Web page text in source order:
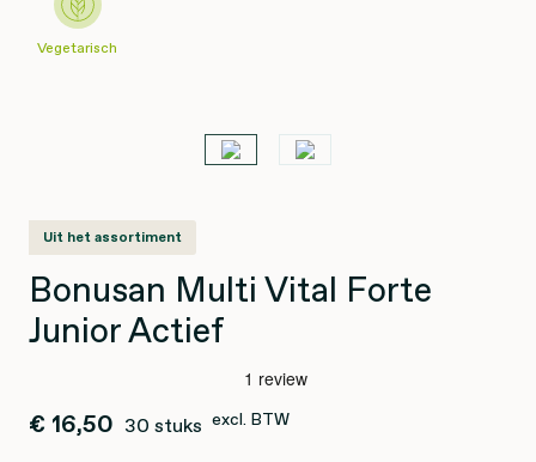
Vegetarisch
Uit het assortiment
Bonusan Multi Vital Forte
Junior Actief
€ 16,50 30 stuks excl. BTW